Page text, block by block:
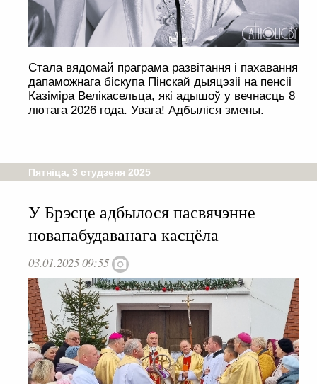
Стала вядомай праграма развітання і пахавання
дапаможнага біскупа Пінскай дыяцэзіі на пенсіі
Казіміра Велікасельца, які адышоў у вечнасць 8
лютага 2026 года. Увага! Адбыліся змены.
Пятніца, 3 студзеня 2025
У Брэсце адбылося пасвячэнне
новапабудаванага касцёла
03.01.2025 09:55